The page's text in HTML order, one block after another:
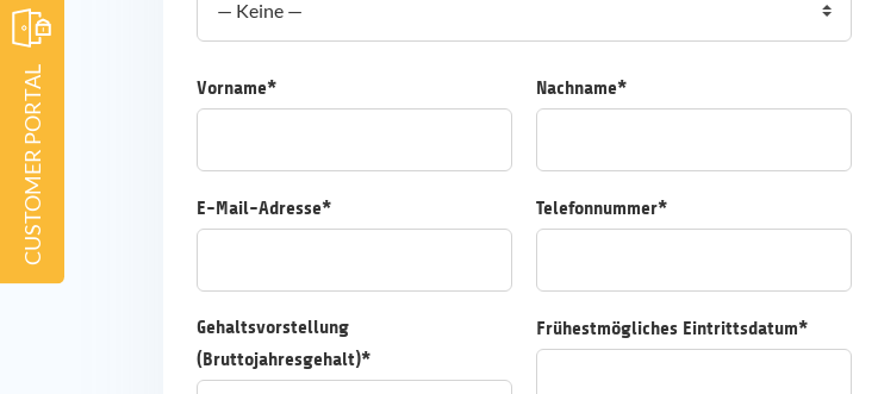
Vorname* Nachname*
E-Mail-Adresse* Telefonnummer*
Gehaltsvorstellung
(Bruttojahresgehalt)*
Frühestmögliches Eintrittsdatum*
CUSTOMER PORTAL